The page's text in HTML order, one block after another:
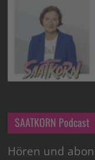
SAATKORN Podcast
Hören und